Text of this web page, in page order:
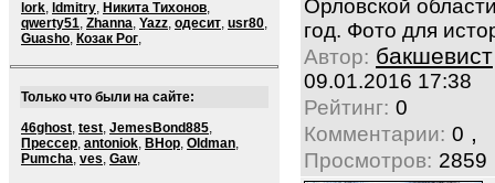
lork, ldmitry, Никита Тихонов,
qwerty51, Zhanna, Yazz, одесит, usr80,
Guasho, Козак Рог,
Только что были на сайте:
46ghost, test, JemesBond885,
Прессер, antoniok, BHop, Oldman,
Pumcha, ves, Gaw,
Орловской
год. Фото для
Автор: бакшевист
09.01.2016 17:38
Рейтинг: 0
Комментарии: 0 ,
Просмотров: 2859